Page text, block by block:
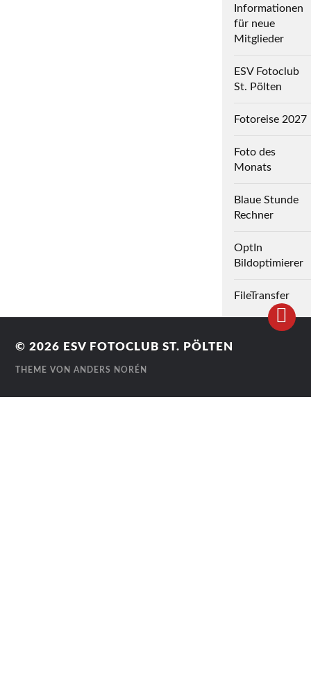
Informationen
für neue
Mitglieder
ESV Fotoclub
St. Pölten
Fotoreise 2027
Foto des
Monats
Blaue Stunde
Rechner
OptIn
Bildoptimierer
FileTransfer
© 2026 ESV FOTOCLUB ST. PÖLTEN
THEME VONANDERS NORÉN